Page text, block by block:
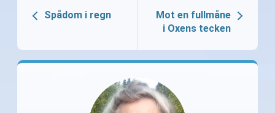
Spådom i regn
Mot en fullmåne
i Oxens tecken